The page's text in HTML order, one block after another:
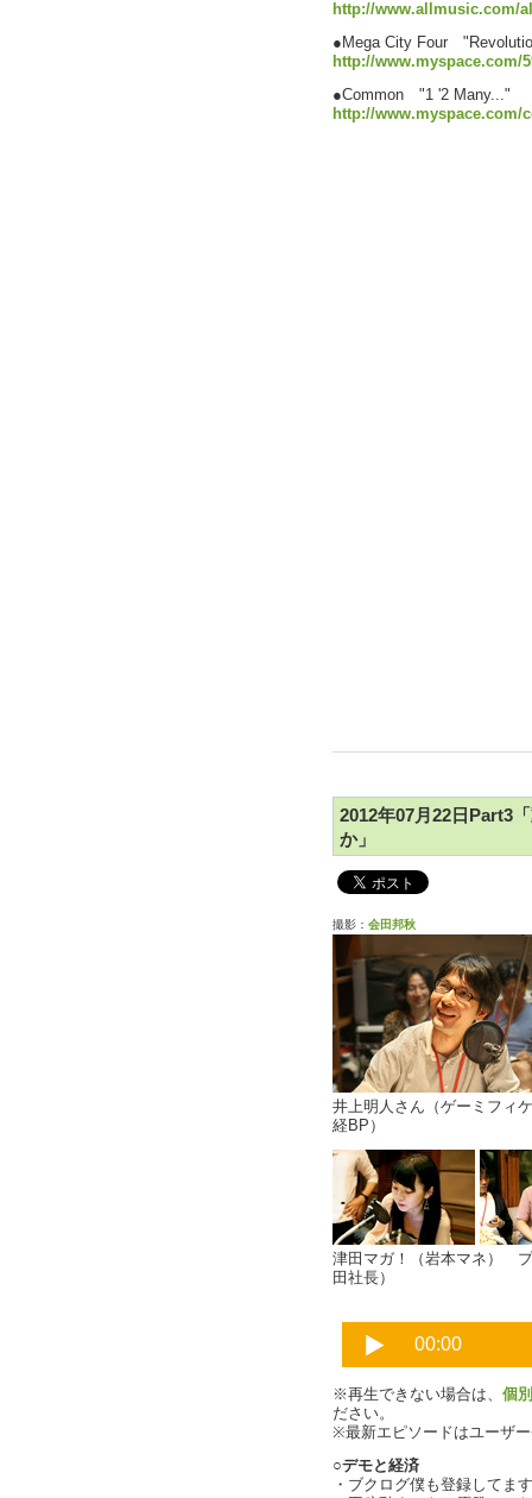
http://www.allmusic.com/
●Mega City Four
http://www.myspace.com/
●Common "1 '2 Many..."
http://www.myspace.com/
2012年07月22日Part3
か」
撮影： 会田邦秋
井上明人さん（ゲーミフ
経BP）
津田マガ！（岩本マネ）
田社長）
※再生できない場合は、 個
ださい。
※最新エピソードはユーザ
○デモと経済
・ブクログ僕も登録してま